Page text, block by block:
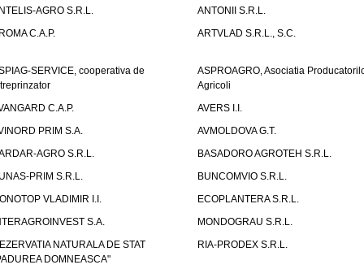
AGRO S.R.L.
ANTONII S.R.L.
C.A.P.
ARTVLAD S.R.L., S.C.
SERVICE, cooperativa de
ASPROAGRO, Asociatia
Agricoli
C.A.P.
AVERS I.I.
PRIM S.A.
AVMOLDOVA G.T.
AGRO S.R.L.
BASADORO AGROTEH S.R.L.
PRIM S.R.L.
BUNCOMVIO S.R.L.
VLADIMIR I.I.
ECOPLANTERA S.R.L.
S.A.
MONDOGRAU S.R.L.
NATURALA DE STAT
DOMNEASCA"
RIA-PRODEX S.R.L.